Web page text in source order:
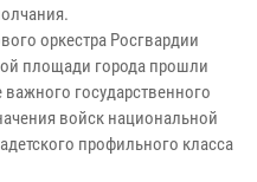
оркестра Росгвардии
площади города прошли
государственного
войск национальной
профильного класса